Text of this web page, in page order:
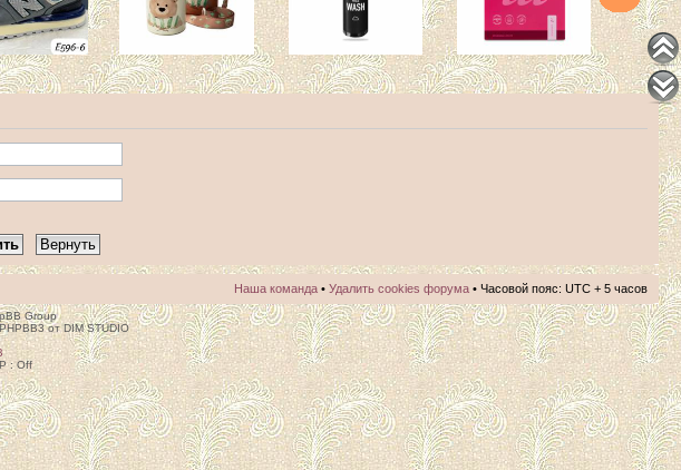
Наша команда • Удалить cookies форума • Часовой пояс: UTC + 5 часов
Group
от DIM STUDIO
: Off